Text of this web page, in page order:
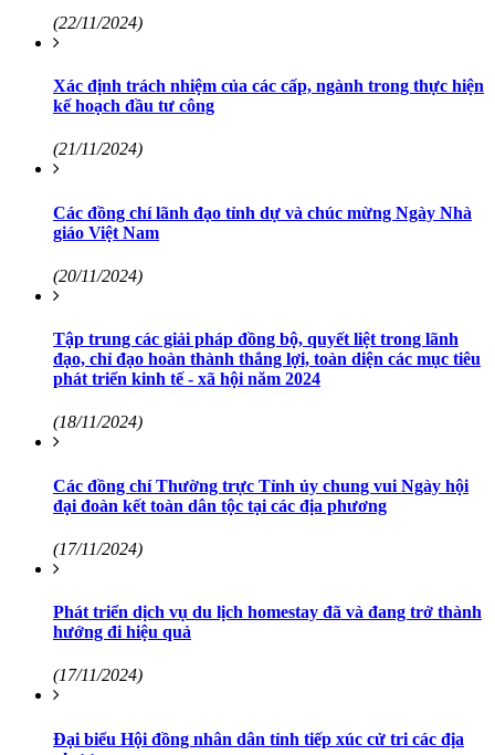
(22/11/2024)
Xác định trách nhiệm của các cấp, ngành trong thực hiện
kế hoạch đầu tư công
(21/11/2024)
Các đồng chí lãnh đạo tỉnh dự và chúc mừng Ngày Nhà
giáo Việt Nam
(20/11/2024)
Tập trung các giải pháp đồng bộ, quyết liệt trong lãnh
đạo, chỉ đạo hoàn thành thắng lợi, toàn diện các mục tiêu
phát triển kinh tế - xã hội năm 2024
(18/11/2024)
Các đồng chí Thường trực Tỉnh ủy chung vui Ngày hội
đại đoàn kết toàn dân tộc tại các địa phương
(17/11/2024)
Phát triển dịch vụ du lịch homestay đã và đang trở thành
hướng đi hiệu quả
(17/11/2024)
Đại biểu Hội đồng nhân dân tỉnh tiếp xúc cử tri các địa